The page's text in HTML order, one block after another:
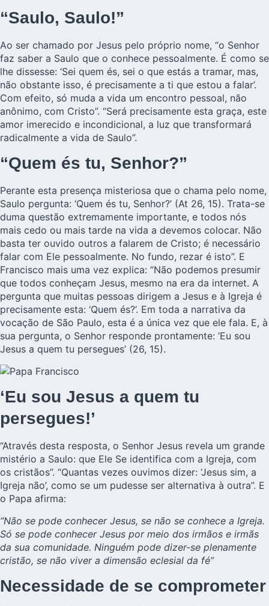
“Saulo, Saulo!”
Ao ser chamado por Jesus pelo próprio nome, “o Senhor
faz saber a Saulo que o conhece pessoalmente. É como se
lhe dissesse: ‘Sei quem és, sei o que estás a tramar, mas,
não obstante isso, é precisamente a ti que estou a falar’.
Com efeito, só muda a vida um encontro pessoal, não
anônimo, com Cristo”. “Será precisamente esta graça, este
amor imerecido e incondicional, a luz que transformará
radicalmente a vida de Saulo”.
“Quem és tu, Senhor?”
Perante esta presença misteriosa que o chama pelo nome,
Saulo pergunta: ‘Quem és tu, Senhor?’ (At 26, 15). Trata-se
duma questão extremamente importante, e todos nós
mais cedo ou mais tarde na vida a devemos colocar. Não
basta ter ouvido outros a falarem de Cristo; é necessário
falar com Ele pessoalmente. No fundo, rezar é isto”. E
Francisco mais uma vez explica: “Não podemos presumir
que todos conheçam Jesus, mesmo na era da internet. A
pergunta que muitas pessoas dirigem a Jesus e à Igreja é
precisamente esta: ‘Quem és?’. Em toda a narrativa da
vocação de São Paulo, esta é a única vez que ele fala. E, à
sua pergunta, o Senhor responde prontamente: ‘Eu sou
Jesus a quem tu persegues’ (26, 15).
‘Eu sou Jesus a quem tu
persegues!’
“Através desta resposta, o Senhor Jesus revela um grande
mistério a Saulo: que Ele Se identifica com a Igreja, com
os cristãos”. “Quantas vezes ouvimos dizer: ‘Jesus sim, a
Igreja não’, como se um pudesse ser alternativa à outra”. E
o Papa afirma:
“Não se pode conhecer Jesus, se não se conhece a Igreja.
Só se pode conhecer Jesus por meio dos irmãos e irmãs
da sua comunidade. Ninguém pode dizer-se plenamente
cristão, se não viver a dimensão eclesial da fé”
Necessidade de se comprometer